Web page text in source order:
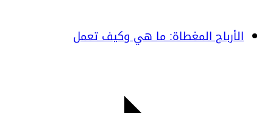
الأرباح المغطاة: ما هي وكيف تعمل